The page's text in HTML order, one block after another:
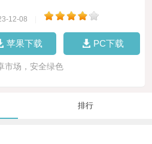
12-08
苹果下载 PC下载
市场，安全绿色
排行